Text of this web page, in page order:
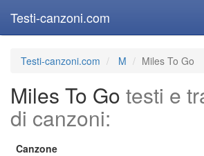
Testi-canzoni.com
Testi-canzoni.com M Miles To Go
Miles To Go testi e
di canzoni:
Canzone